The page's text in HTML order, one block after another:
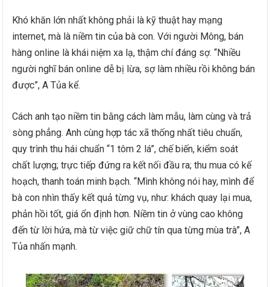
Khó khăn lớn nhất không phải là kỹ thuật hay mạng
internet, mà là niềm tin của bà con. Với người Mông, bán
hàng online là khái niệm xa lạ, thậm chí đáng sợ. “Nhiều
người nghĩ bán online dễ bị lừa, sợ làm nhiều rồi không bán
được”, A Tủa kể.
Cách anh tạo niềm tin bằng cách làm mẫu, làm cùng và trả
sòng phẳng. Anh cùng hợp tác xã thống nhất tiêu chuẩn,
quy trình thu hái chuẩn “1 tôm 2 lá”, chế biến, kiểm soát
chất lượng; trực tiếp đứng ra kết nối đầu ra; thu mua có kế
hoạch, thanh toán minh bạch. “Mình không nói hay, mình để
bà con nhìn thấy kết quả từng vụ, như: khách quay lại mua,
phản hồi tốt, giá ổn định hơn. Niềm tin ở vùng cao không
đến từ lời hứa, mà từ việc giữ chữ tín qua từng mùa trà”, A
Tủa nhấn mạnh.